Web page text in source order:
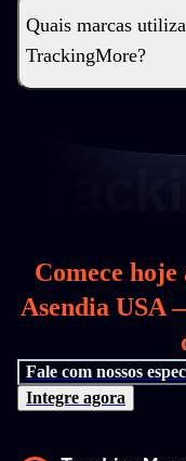
Quais marcas
TrackingMore?
Comece
Asendia USA
Fale com nossos
Integre agora